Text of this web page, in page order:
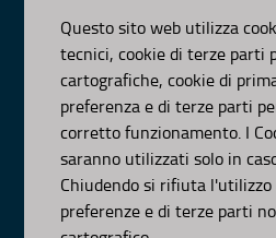
Questo sito web utilizza
tecnici, cookie di terze parti
cartografiche, cookie di
preferenza e di terze parti
corretto funzionamento. I
saranno utilizzati solo in
Chiudendo si rifiuta l'utilizzo
preferenze e di terze parti
scrivici:email-pec
© Regione Puglia
AMBITI
Organizzazione
Pianificazione
Programmazione
APPROFONDIMENTI